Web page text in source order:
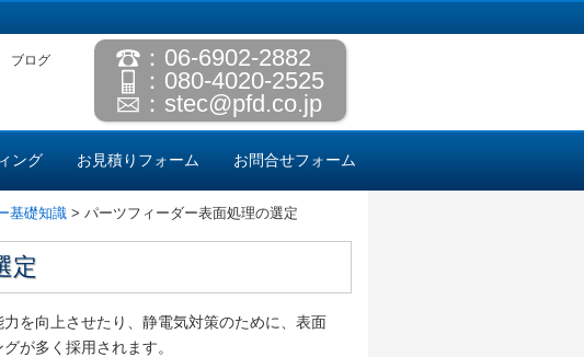
：06-6902-2882
：080-4020-2525
： stec@pfd.co.jp
ブログ
ング お見積りフォーム お問合せフォーム
基礎知識 > パーツフィーダー表面処理の選定
定
を向上させたり、静電気対策のために、表面
が多く採用されます。